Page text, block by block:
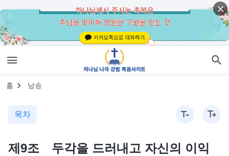
홈 낭송
목차
제9조 두각을 드러내고 자신의 이익